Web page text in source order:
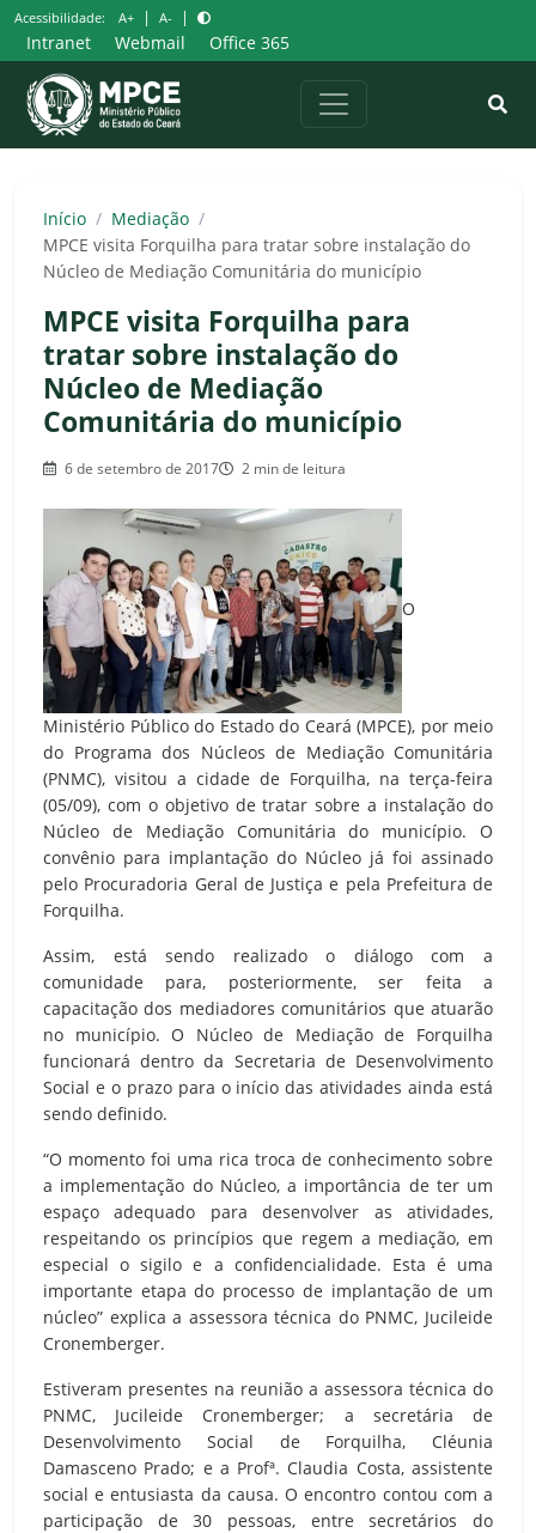
Pular
para
o
conteúdo
Acessibilidade: A+ | A- |
Intranet Webmail Office 365
Início / Mediação /
MPCE visita Forquilha para tratar sobre instalação do
Núcleo de Mediação Comunitária do município
MPCE visita Forquilha para
tratar sobre instalação do
Núcleo de Mediação
Comunitária do município
6 de setembro de 2017 2 min de leitura
O
Ministério Público do Estado do Ceará (MPCE), por meio
do Programa dos Núcleos de Mediação Comunitária
(PNMC), visitou a cidade de Forquilha, na terça-feira
(05/09), com o objetivo de tratar sobre a instalação do
Núcleo de Mediação Comunitária do município. O
convênio para implantação do Núcleo já foi assinado
pelo Procuradoria Geral de Justiça e pela Prefeitura de
Forquilha.
Assim, está sendo realizado o diálogo com a
comunidade para, posteriormente, ser feita a
capacitação dos mediadores comunitários que atuarão
no município. O Núcleo de Mediação de Forquilha
funcionará dentro da Secretaria de Desenvolvimento
Social e o prazo para o início das atividades ainda está
sendo definido.
“O momento foi uma rica troca de conhecimento sobre
a implementação do Núcleo, a importância de ter um
espaço adequado para desenvolver as atividades,
respeitando os princípios que regem a mediação, em
especial o sigilo e a confidencialidade. Esta é uma
importante etapa do processo de implantação de um
núcleo” explica a assessora técnica do PNMC, Jucileide
Cronemberger.
Estiveram presentes na reunião a assessora técnica do
PNMC, Jucileide Cronemberger; a secretária de
Desenvolvimento Social de Forquilha, Cléunia
Damasceno Prado; e a Profª. Claudia Costa, assistente
social e entusiasta da causa. O encontro contou com a
participação de 30 pessoas, entre secretários do